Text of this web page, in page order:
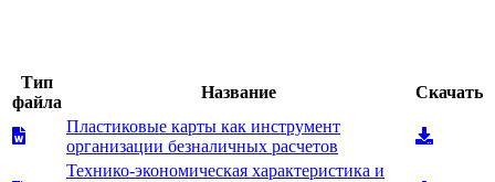
Тип
файла
Название
Скачать
Пластиковые карты как инструмент
организации безналичных расчетов
Технико-экономическая характеристика и